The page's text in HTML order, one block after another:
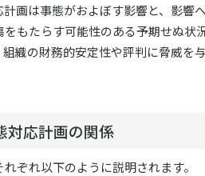
画は事態がおよぼす影響と、影響
もたらす可能性のある予期せぬ状
織の財務的安定性や評判に脅威を
対応計画の関係
ぞれ以下のように説明されます。